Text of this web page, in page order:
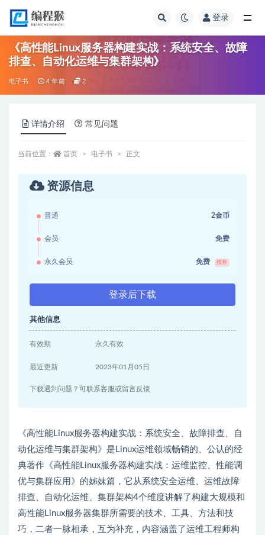
登录
《高性能Linux服务器构建实战：系统安全、故障
排查、自动化运维与集群架构》
电子书 4 年前 2
详情介绍 常见问题
当前位置： 首页 电子书 正文
资源信息
普通 2金币
会员 免费
永久会员 免费 推荐
登录后下载
其他信息
有效期 永久有效
最近更新 2023年01月05日
下载遇到问题？可联系客服或留言反馈
《高性能Linux服务器构建实战：系统安全、故障排查、自
动化运维与集群架构》是Linux运维领域畅销的、公认的经
典著作《高性能Linux服务器构建实战：运维监控、性能调
优与集群应用》的姊妹篇，它从系统安全运维、运维故障
排查、自动化运维、集群架构4个维度讲解了构建大规模和
高性能Linux服务器集群所需要的技术、工具、方法和技
巧，二者一脉相承，互为补充，内容涵盖了运维工程师构